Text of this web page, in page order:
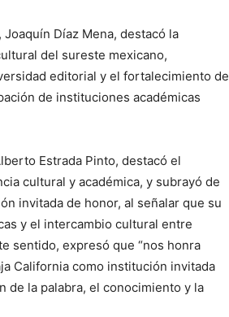
Díaz Mena, destacó la
del sureste mexicano,
editorial y el fortalecimiento de
de instituciones académicas
Estrada Pinto, destacó el
cultural y académica, y subrayó de
invitada de honor, al señalar que su
y el intercambio cultural entre
sentido, expresó que “nos honra
California como institución invitada
de la palabra, el conocimiento y la